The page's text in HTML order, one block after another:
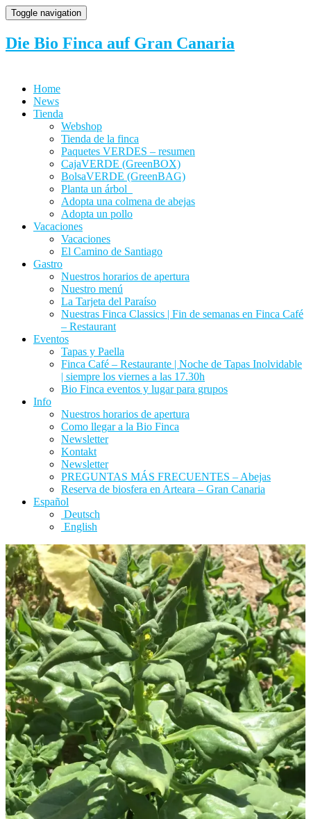
Toggle navigation
Die Bio Finca auf Gran Canaria
Home
News
Tienda
Webshop
Tienda de la finca
Paquetes VERDES – resumen
CajaVERDE (GreenBOX)
BolsaVERDE (GreenBAG)
Planta un árbol
Adopta una colmena de abejas
Adopta un pollo
Vacaciones
Vacaciones
El Camino de Santiago
Gastro
Nuestros horarios de apertura
Nuestro menú
La Tarjeta del Paraíso
Nuestras Finca Classics | Fin de semanas en Finca Café
– Restaurant
Eventos
Tapas y Paella
Finca Café – Restaurante | Noche de Tapas Inolvidable
| siempre los viernes a las 17.30h
Bio Finca eventos y lugar para grupos
Info
Nuestros horarios de apertura
Como llegar a la Bio Finca
Newsletter
Kontakt
Newsletter
PREGUNTAS MÁS FRECUENTES – Abejas
Reserva de biosfera en Arteara – Gran Canaria
Español
Deutsch
English